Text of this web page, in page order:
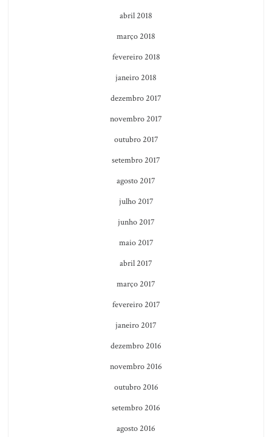
abril 2018
março 2018
fevereiro 2018
janeiro 2018
dezembro 2017
novembro 2017
outubro 2017
setembro 2017
agosto 2017
julho 2017
junho 2017
maio 2017
abril 2017
março 2017
fevereiro 2017
janeiro 2017
dezembro 2016
novembro 2016
outubro 2016
setembro 2016
agosto 2016